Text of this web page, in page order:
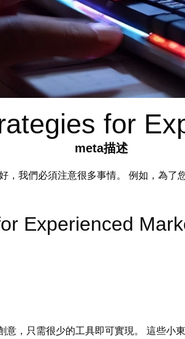
for
meta描述
，我們必須注意很多事情。 例如，為
Experienced
，只需很少的工具即可實現。 這些小